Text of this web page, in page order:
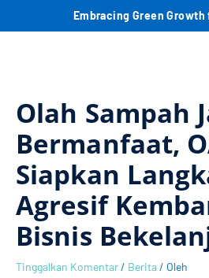
Embracing Green
Olah Sampah
Bermanfaat,
Siapkan
Agresif
Bisnis
Tinggalkan Komentar/ Berita/ Oleh
i